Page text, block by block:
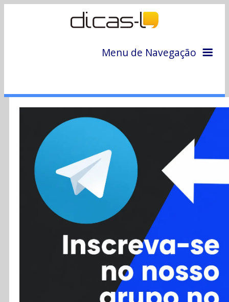
Menu de Navegação
Colunas
Colaboradores
Cursos
Enviar Dica